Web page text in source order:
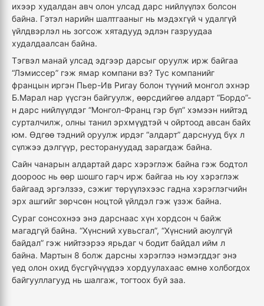
ихээр худалдан авч олон улсад дарс нийлүүлэх болсон
байна. Гэтэл нарийн шалтгааныг нь мэдэхгүй ч удалгүй
үйлдвэрлэл нь зогсож хятадууд эдлэн газруудаа
худалдаалсан байна.
Тэгвэл манай улсад эдгээр дарсыг оруулж ирж байгаа
“Лэмиссер” гэж ямар компани вэ? Тус компанийг
францын иргэн Пьер-Ив Ригау болон түүний монгол эхнэр
Б.Марал нар үүсгэн байгуулж, өөрсдийгөө алдарт “Бордо”-
н дарс нийлүүлдэг “Монгол-Франц гэр бүл” хэмээн нийтэд
сурталчилж, олны танил эрхмүүдтэй ч ойртоод авсан байх
юм. Өдгөө тэдний оруулж ирдэг “алдарт” дарснууд бүх л
сүлжээ дэлгүүр, ресторануудад зарагдаж байна.
Сайн чанарын алдартай дарс хэрэглэж байна гэж бодтол
доороос нь өөр шошго гарч ирж байгаа нь юу хэрэглэж
байгаад эргэлзээ, сэжиг төрүүлэхээс гадна хэрэглэгчийн
эрх ашгийг зөрчсөн ноцтой үйлдэл гэж үзэж байна.
Сураг сонсохнээ энэ дарснаас хүн хордсон ч байж
магадгүй байна. “Хүнсний хувьсгал”, “Хүнсний аюулгүй
байдал” гэж нийтээрээ ярьдаг ч бодит байдал ийм л
байна. Мартын 8 болж дарсны хэрэглээ нэмэгддэг энэ
үед олон охид бүсгүйчүүдээ хордуулахаас өмнө холбогдох
байгууллагууд нь шалгаж, тогтоох буй заа.